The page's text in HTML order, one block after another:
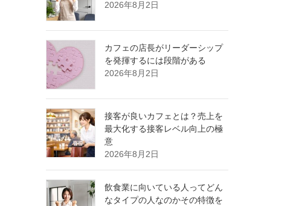
2026年8月2日
カフェの店長がリーダーシップ
を発揮するには段階がある
2026年8月2日
接客が良いカフェとは？売上を
最大化する接客レベル向上の極
意
2026年8月2日
飲食業に向いている人ってどん
なタイプの人なのかその特徴を